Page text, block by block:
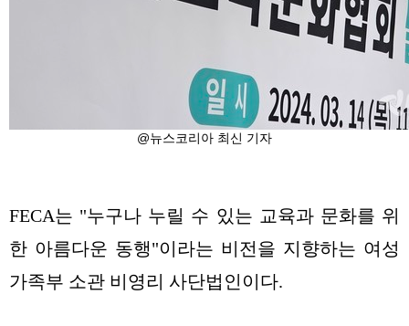
@뉴스코리아 최신 기자
FECA는 "누구나 누릴 수 있는 교육과 문화를 위
한 아름다운 동행"이라는 비전을 지향하는 여성
가족부 소관 비영리 사단법인이다.